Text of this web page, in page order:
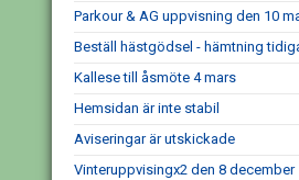
Parkour & AG uppvisning den 10
Beställ hästgödsel - hämtning
Kallese till åsmöte 4 mars
Hemsidan är inte stabil
Aviseringar är utskickade
Vinteruppvisingx2 den 8 december